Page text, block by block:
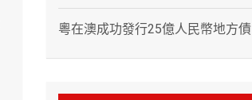
粵在澳成功發行25億人民幣地方債